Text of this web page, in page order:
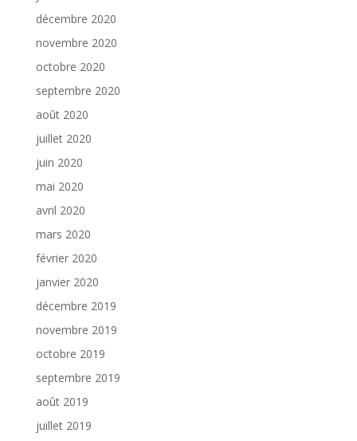
décembre 2020
novembre 2020
octobre 2020
septembre 2020
août 2020
juillet 2020
juin 2020
mai 2020
avril 2020
mars 2020
février 2020
janvier 2020
décembre 2019
novembre 2019
octobre 2019
septembre 2019
août 2019
juillet 2019